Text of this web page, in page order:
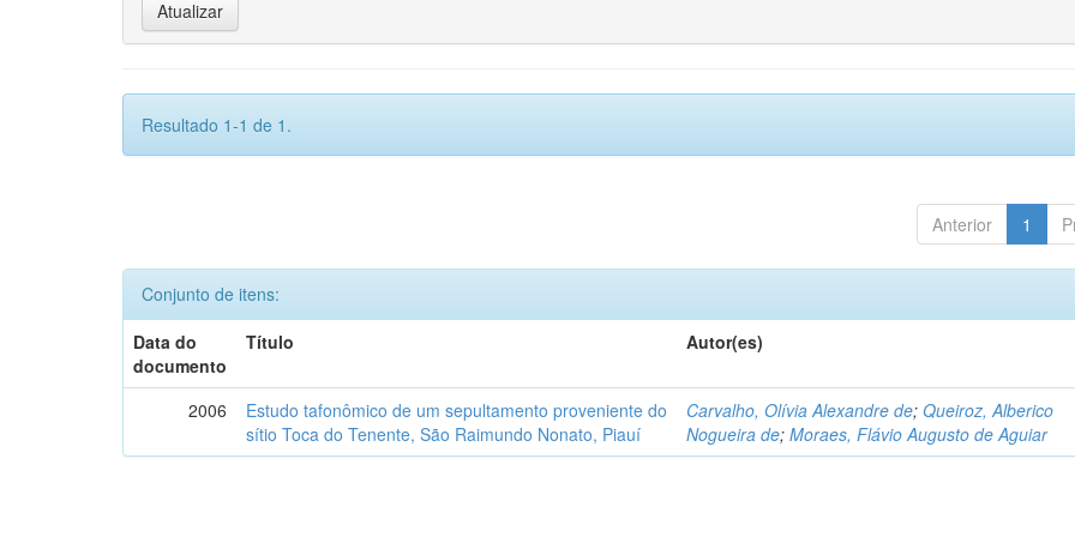
Resultado 1-1 de 1.
Anterior 1
Conjunto de itens:
Data do
documento
Título Autor(es)
2006
Estudo tafonômico de um sepultamento proveniente do
sítio Toca do Tenente, São Raimundo Nonato, Piauí
Carvalho, Olívia Alexandre de;Queiroz, Alberico
Nogueira de;Moraes, Flávio Augusto de Aguiar